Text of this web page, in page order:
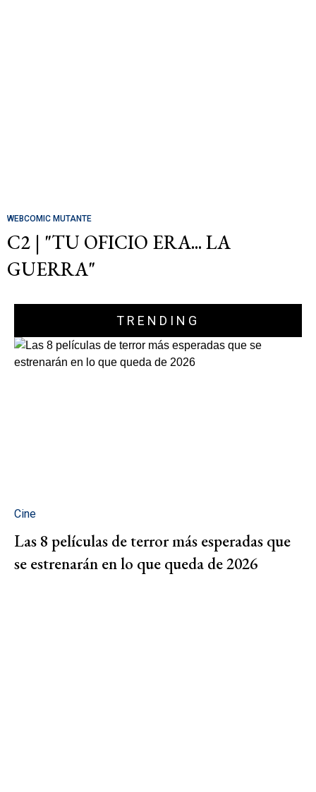
WEBCOMIC MUTANTE
C2 | "TU OFICIO ERA... LA
GUERRA"
TRENDING
Cine
Las 8 películas de terror más esperadas que
se estrenarán en lo que queda de 2026